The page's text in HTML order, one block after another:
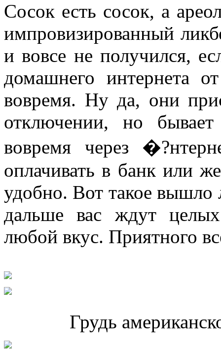
Сосок есть сосок, а
импровизированный
и вовсе не получился,
домашнего интернета
вовремя. Ну да, они
отключении, но бывает
вовремя через
оплачивать в банк или
удобно. Вот такое вышло
дальше вас ждут
любой вкус. Приятного
Грудь